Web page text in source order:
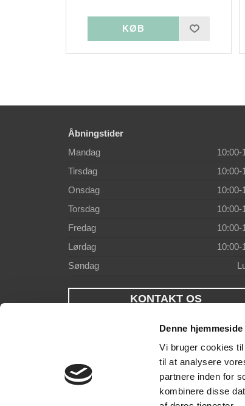
Denne
Vi bruger cookies
til at analysere
partnere inden for
kombinere disse
Åbningstider
Mandag
10:00-
Tirsdag
10:00-
Onsdag
10:00-
Torsdag
10:00-
Fredag
10:00-
Lørdag
10:00-
Søndag
KONTAKT OS